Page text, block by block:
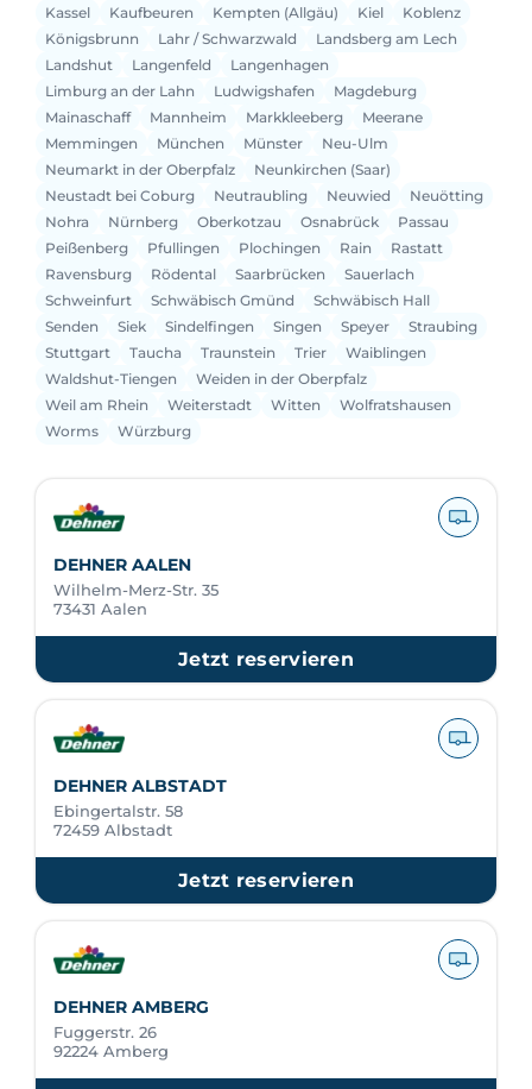
Kassel
Kaufbeuren Kempten (Allgäu) Kiel
Koblenz
Königsbrunn
Lahr / Schwarzwald
Landsberg am Lech
Landshut
Langenfeld
Langenhagen
Limburg an der Lahn
Ludwigshafen
Magdeburg
Mainaschaff
Mannheim Markkleeberg
Meerane
Memmingen
München Münster
Neu-Ulm
Neumarkt in der Oberpfalz
Neunkirchen (Saar)
Neustadt bei Coburg
Neutraubling Neuwied
Neuötting
Nohra
Nürnberg Oberkotzau Osnabrück
Passau
Peißenberg
Pfullingen Plochingen Rain
Rastatt
Ravensburg
Rödental Saarbrücken
Sauerlach
Schweinfurt
Schwäbisch Gmünd
Schwäbisch Hall
Senden
Siek Sindelfingen Singen Speyer
Straubing
Stuttgart
Taucha Traunstein Trier
Waiblingen
Waldshut-Tiengen
Weiden in der Oberpfalz
Weil am Rhein
Weiterstadt Witten
Wolfratshausen
Worms
Würzburg
DEHNER AALEN
Wilhelm-Merz-Str. 35
73431 Aalen
Jetzt reservieren
DEHNER ALBSTADT
Ebingertalstr. 58
72459 Albstadt
Jetzt reservieren
DEHNER AMBERG
Fuggerstr. 26
92224 Amberg